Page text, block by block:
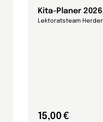
Kita-Planer
Lektoratsteam Herder
15,00 €